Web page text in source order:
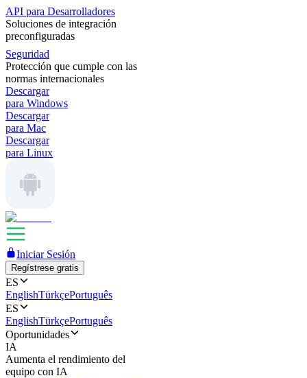
API para Desarrolladores
Soluciones de integración
preconfiguradas
Seguridad
Protección que cumple con las
normas internacionales
Descargar
para Windows
Descargar
para Mac
Descargar
para Linux
Iniciar Sesión
Regístrese gratis
ES
EnglishTürkçePortuguês
ES
EnglishTürkçePortuguês
Oportunidades
IA
Aumenta el rendimiento del
equipo con IA